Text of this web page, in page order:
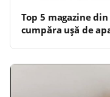
Top 5 magazine
cumpăra ușă de